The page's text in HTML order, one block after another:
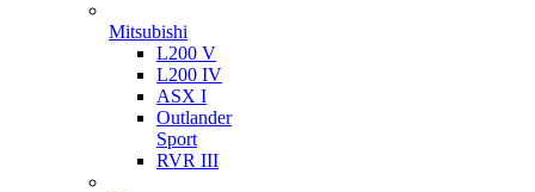
Mitsubishi
L200 V
L200 IV
ASX I
Outlander
Sport
RVR III